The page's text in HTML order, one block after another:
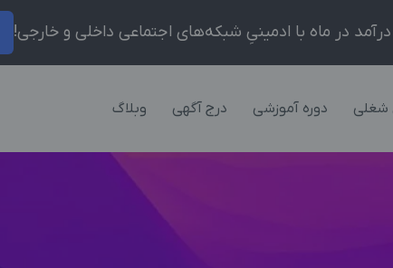
شغلی دوره آموزشی درج آگهی وبلاگ